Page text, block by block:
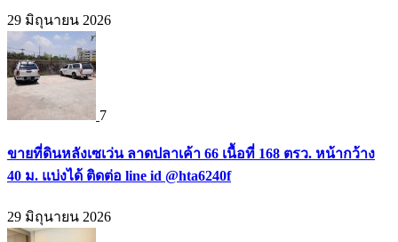
29 มิถุนายน 2026
7
ขายที่ดินหลังเซเว่น ลาดปลาเค้า 66 เนื้อที่ 168 ตรว. หน้ากว้าง
40 ม. แบ่งได้ ติดต่อ line id @hta6240f
29 มิถุนายน 2026